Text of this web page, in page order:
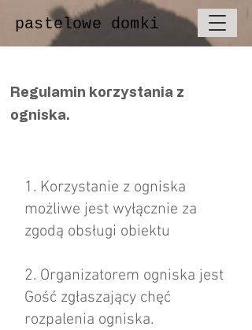
pastelowe domki
Regulamin korzystania z
ogniska.
1. Korzystanie z ogniska
możliwe jest wyłącznie za
zgodą obsługi obiektu
2. Organizatorem ogniska jest
Gość zgłaszający chęć
rozpalenia ogniska.